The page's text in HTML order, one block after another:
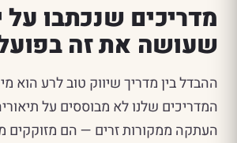
מדריכים שנכתבו על
שעושה את זה
ההבדל בין מדריך שיווק טוב לרע הוא
המדריכים שלנו לא מבוססים על
העתקה ממקורות זרים — הם מזוקקים